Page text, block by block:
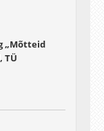
„Mõtteid
TÜ